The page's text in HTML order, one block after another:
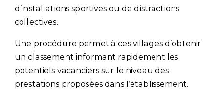
d’installations sportives ou de distractions
collectives.
Une procédure permet à ces villages d’obtenir
un classement informant rapidement les
potentiels vacanciers sur le niveau des
prestations proposées dans l’établissement.